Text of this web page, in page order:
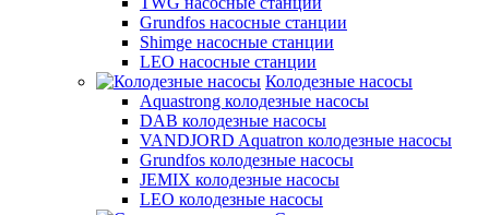
Grundfos насосные станции
Shimge насосные станции
LEO насосные станции
Колодезные насосы
Aquastrong колодезные насосы
DAB колодезные насосы
VANDJORD Aquatron колодезные насосы
Grundfos колодезные насосы
JEMIX колодезные насосы
LEO колодезные насосы